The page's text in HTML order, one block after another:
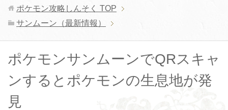
ポケモン攻略しんそく TOP
サンムーン（最新情報）
ポケモンサンムーンでQRスキャ
ンするとポケモンの生息地が発
見